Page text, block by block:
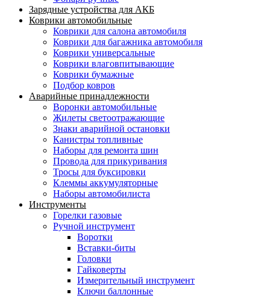
Зарядные устройства для АКБ
Коврики автомобильные
Коврики для салона автомобиля
Коврики для багажника автомобиля
Коврики универсальные
Коврики влаговпитывающие
Коврики бумажные
Подбор ковров
Аварийные принадлежности
Воронки автомобильные
Жилеты светоотражающие
Знаки аварийной остановки
Канистры топливные
Наборы для ремонта шин
Провода для прикуривания
Тросы для буксировки
Клеммы аккумуляторные
Наборы автомобилиста
Инструменты
Горелки газовые
Ручной инструмент
Воротки
Вставки-биты
Головки
Гайковерты
Измерительный инструмент
Ключи баллонные